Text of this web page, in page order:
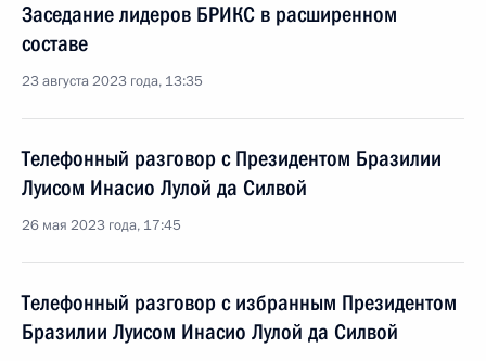
Заседание лидеров БРИКС в расширенном
составе
23 августа 2023 года, 13:35
Телефонный разговор с Президентом Бразилии
Луисом Инасио Лулой да Силвой
26 мая 2023 года, 17:45
Телефонный разговор с избранным Президентом
Бразилии Луисом Инасио Лулой да Силвой